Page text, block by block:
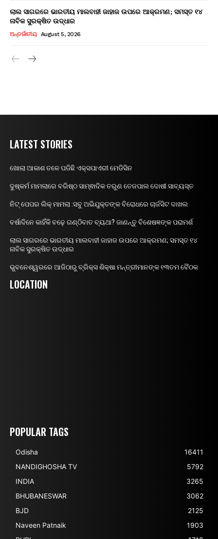
ଲାଲ ସାଗରରେ ଭାରତୀୟ ମାଲବାହୀ ଜାହାଜ ଉପରେ ଆକ୍ରମଣ; ସମସ୍ତ ୧୪
ନାବିକ ସୁରକ୍ଷିତ ଉଦ୍ଧାର
ଅନ୍ତର୍ଜାତୀୟ August 5, 2026
LATEST STORIES
ଖୋଲା ଆକାଶ ତଳେ ପଡିଛି ଏକ୍ସପାଏରୀ ମେଡିସିନ
ଦୁଷ୍କର୍ମ ମାମଲାରେ ବରିଷ୍ଠ ସାମ୍ଵାଦିକ ତରୁଣ ତେଜପାଲ ଦୋଷୀ ସାବ୍ୟସ୍ତ
ନିଟ୍ ପେପର ଲିକ୍ ମାମଲା :ସବୁ ଅଭିଯୁକ୍ତଙ୍କ ବିରୋଧରେ ଚାର୍ଜସିଟ ଦାଖଲ
ବର୍ଷାଦିନେ କାହିଁକି ବଢ଼େ ଗଣ୍ଠିବାତ ବ୍ୟଥା? ଜାଣନ୍ତୁ ବିଶେଷଜ୍ଞଙ୍କ ପରାମର୍ଶ
ଲାଲ ସାଗରରେ ଭାରତୀୟ ମାଲବାହୀ ଜାହାଜ ଉପରେ ଆକ୍ରମଣ; ସମସ୍ତ ୧୪
ନାବିକ ସୁରକ୍ଷିତ ଉଦ୍ଧାର
ଭୁବନେଶ୍ୱରରେ ଆଜିଠାରୁ ବ୍ରିକ୍ସ ଶିକ୍ଷା ମନ୍ତ୍ରୀମାନଙ୍କ ୧୩ତମ ବୈଠକ
LOCATION
POPULAR TAGS
Odisha
16411
NANDIGHOSHA TV
5792
INDIA
3265
BHUBANESWAR
3062
BJD
2125
Naveen Patnaik
1903